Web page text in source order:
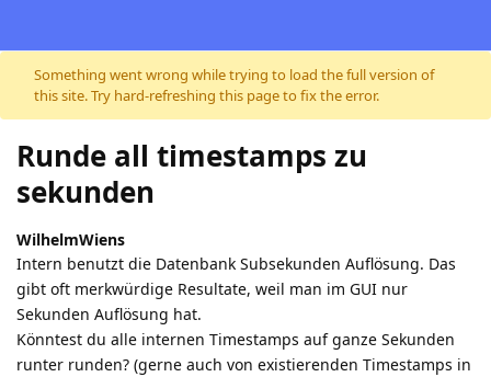
Skip to content
Something went wrong while trying to load the full version of
this site. Try hard-refreshing this page to fix the error.
Runde all timestamps zu
sekunden
WilhelmWiens
Intern benutzt die Datenbank Subsekunden Auflösung. Das
gibt oft merkwürdige Resultate, weil man im GUI nur
Sekunden Auflösung hat.
Könntest du alle internen Timestamps auf ganze Sekunden
runter runden? (gerne auch von existierenden Timestamps in